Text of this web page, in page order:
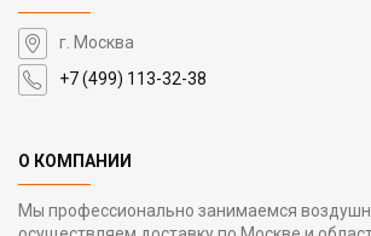
г. Москва
+7 (499) 113-32-38
О КОМПАНИИ
Мы профессионально занимаемся